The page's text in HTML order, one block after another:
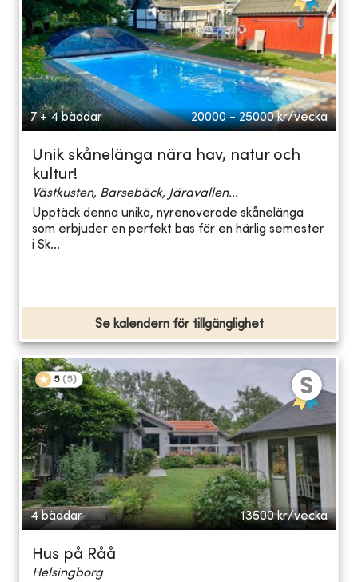
7 + 4 bäddar 20000 - 25000 kr/vecka
Unik skånelänga nära hav, natur och
kultur!
Västkusten, Barsebäck, Järavallen...
Upptäck denna unika, nyrenoverade skånelänga
som erbjuder en perfekt bas för en härlig semester
i Sk...
Se kalendern för tillgänglighet
5 (5)
4 bäddar 13500 kr/vecka
Hus på Råå
Helsingborg